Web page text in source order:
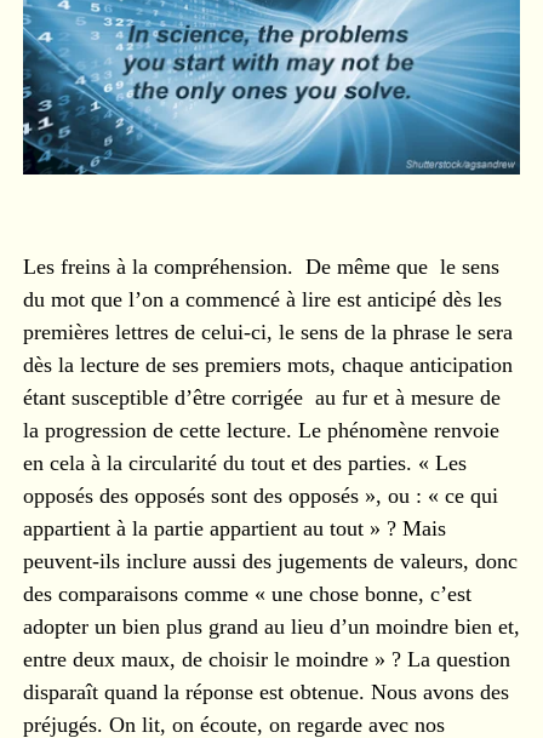
Les freins à la compréhension. De même que le sens
du mot que l’on a commencé à lire est anticipé dès les
premières lettres de celui-ci, le sens de la phrase le sera
dès la lecture de ses premiers mots, chaque anticipation
étant susceptible d’être corrigée au fur et à mesure de
la progression de cette lecture. Le phénomène renvoie
en cela à la circularité du tout et des parties. « Les
opposés des opposés sont des opposés », ou : « ce qui
appartient à la partie appartient au tout » ? Mais
peuvent-ils inclure aussi des jugements de valeurs, donc
des comparaisons comme « une chose bonne, c’est
adopter un bien plus grand au lieu d’un moindre bien et,
entre deux maux, de choisir le moindre » ? La question
disparaît quand la réponse est obtenue. Nous avons des
préjugés. On lit, on écoute, on regarde avec nos